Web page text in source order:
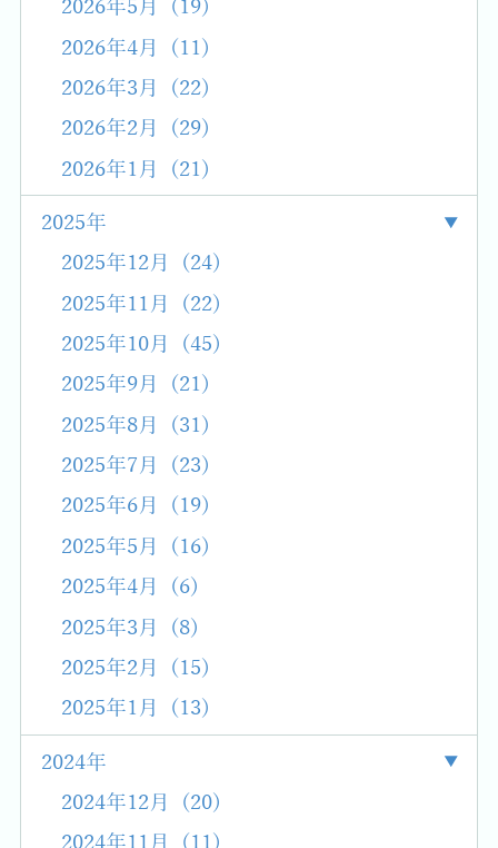
2026年5月 (19)
2026年4月 (11)
2026年3月 (22)
2026年2月 (29)
2026年1月 (21)
2025年
2025年12月 (24)
2025年11月 (22)
2025年10月 (45)
2025年9月 (21)
2025年8月 (31)
2025年7月 (23)
2025年6月 (19)
2025年5月 (16)
2025年4月 (6)
2025年3月 (8)
2025年2月 (15)
2025年1月 (13)
2024年
2024年12月 (20)
2024年11月 (11)